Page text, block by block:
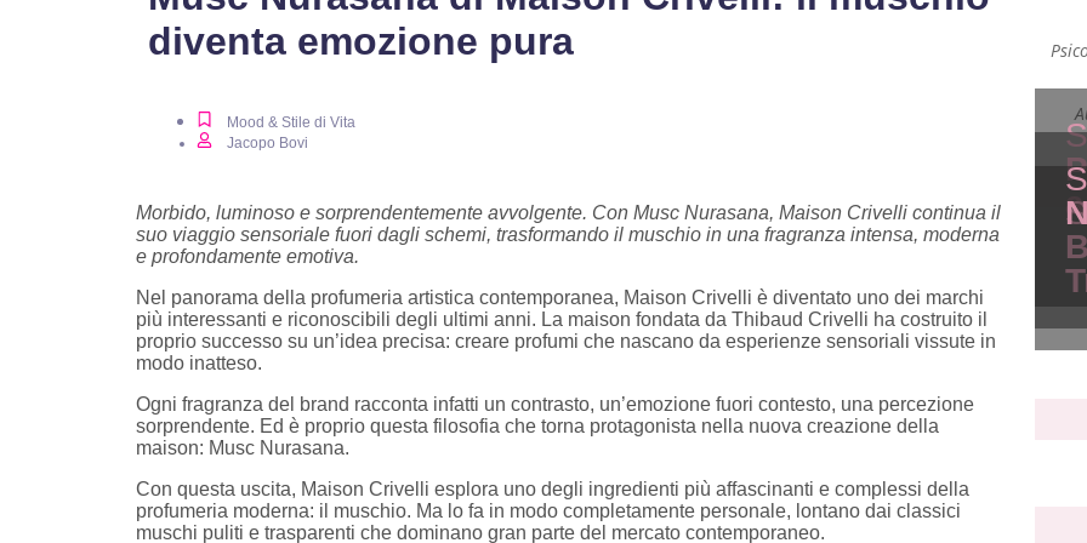
diventa emozione pura
Mood & Stile di Vita
Jacopo Bovi
Morbido, luminoso e sorprendentemente avvolgente. Con Musc Nurasana, Maison Crivelli continua il
suo viaggio sensoriale fuori dagli schemi, trasformando il muschio in una fragranza intensa, moderna
e profondamente emotiva.
Nel panorama della profumeria artistica contemporanea, Maison Crivelli è diventato uno dei marchi
più interessanti e riconoscibili degli ultimi anni. La maison fondata da Thibaud Crivelli ha costruito il
proprio successo su un’idea precisa: creare profumi che nascano da esperienze sensoriali vissute in
modo inatteso.
Ogni fragranza del brand racconta infatti un contrasto, un’emozione fuori contesto, una percezione
sorprendente. Ed è proprio questa filosofia che torna protagonista nella nuova creazione della
maison: Musc Nurasana.
Con questa uscita, Maison Crivelli esplora uno degli ingredienti più affascinanti e complessi della
profumeria moderna: il muschio. Ma lo fa in modo completamente personale, lontano dai classici
muschi puliti e trasparenti che dominano gran parte del mercato contemporaneo.